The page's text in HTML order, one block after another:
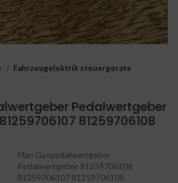
Fahrzeugelektrik steuergerate
Pedalwertgeber
81259706108
Man Gaspedalwertgeber
Pedalwertgeber 81259706106
81259706107 81259706108